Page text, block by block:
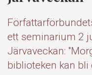
ett seminarium 2
Järvaveckan:
biblioteken kan bli